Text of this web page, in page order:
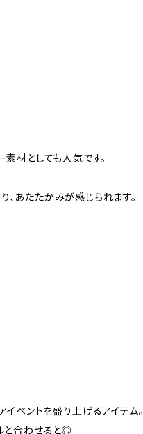
材としても人気です。
あたたかみが感じられます。
ベントを盛り上げるアイテム。
と合わせると◎